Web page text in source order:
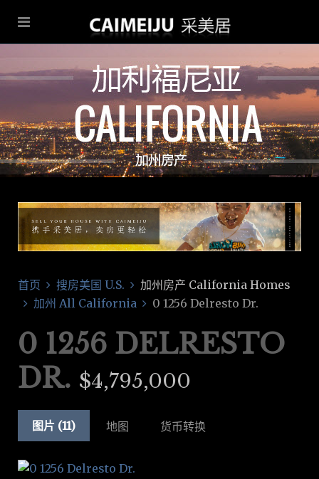
首页 搜房美国 U.S.
加州房产 California Homes
加州 All California
0 1256 Delresto Dr.
0 1256 DELRESTO
DR. $4,795,000
图片 (11) 地图 货币转换